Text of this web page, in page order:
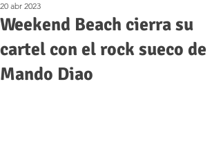
Weekend Beach cierra su
cartel con el rock sueco de
Mando Diao
20 abr 2023